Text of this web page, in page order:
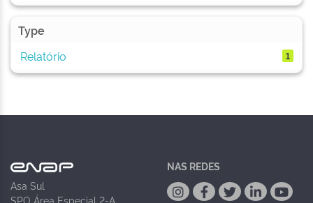
Type
Relatório
1
Asa Sul
SPO Área Especial 2-A
NAS REDES